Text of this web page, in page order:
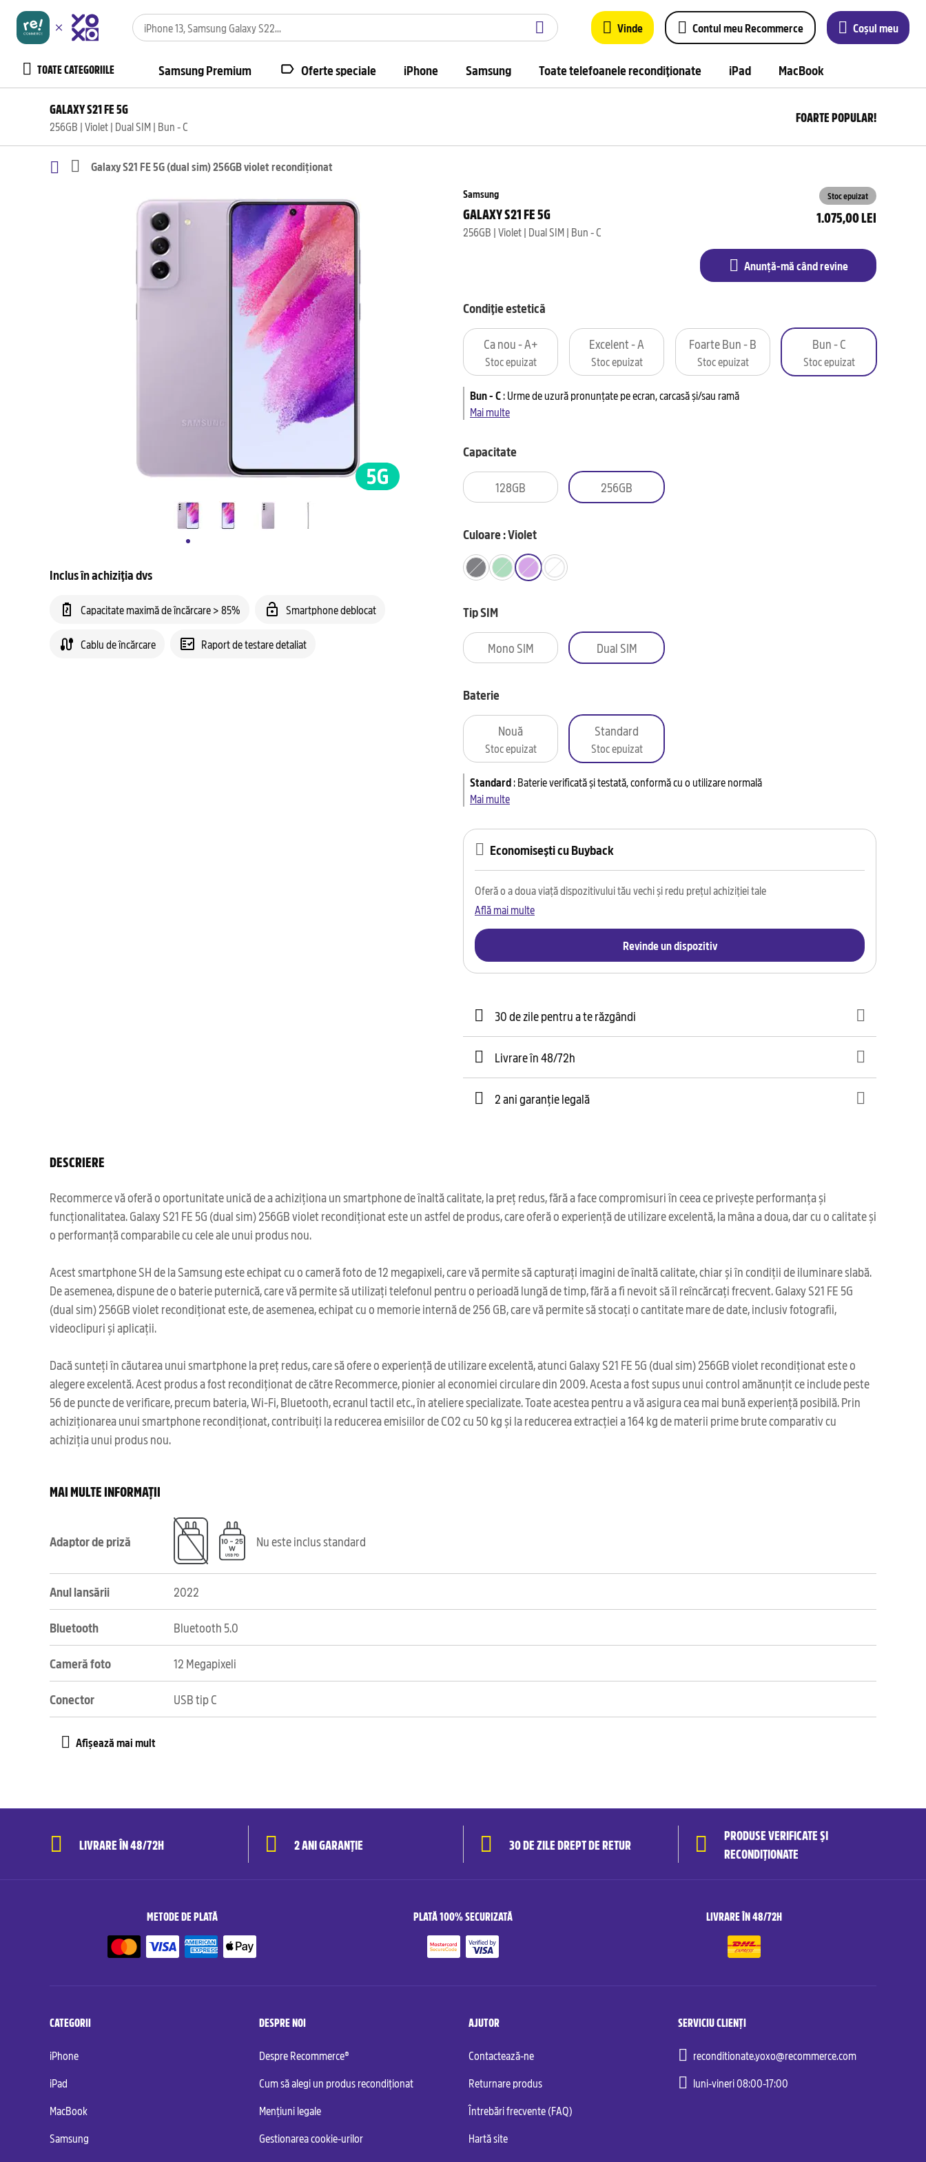
Vinde Contul meu Recommerce Coșul meu
TOATE CATEGORIILE Samsung Premium Oferte speciale iPhone Samsung Toate telefoanele recondiționate iPad MacBook
GALAXY S21 FE 5G
256GB | Violet | Dual SIM | Bun - C
FOARTE POPULAR!
Galaxy S21 FE 5G (dual sim) 256GB violet recondiționat
Samsung
GALAXY S21 FE 5G
256GB | Violet | Dual SIM | Bun - C
Stoc epuizat
Inclus în achiziția dvs
Capacitate maximă de încărcare > 85% Smartphone deblocat
Cablu de încărcare Raport de testare detaliat
1.075,00 LEI
Anunță-mă când revine
Condiție estetică
Ca nou - A+
Stoc epuizat
Excelent - A
Stoc epuizat
Foarte Bun - B
Stoc epuizat
Bun - C
Stoc epuizat
Bun - C:Urme de uzură pronunțate pe ecran, carcasă și/sau ramă
Mai multe
Capacitate
128GB 256GB
Culoare : Violet
Tip SIM
Mono SIM Dual SIM
Baterie
Nouă
Stoc epuizat
Standard
Stoc epuizat
Standard:Baterie verificată și testată, conformă cu o utilizare normală
Mai multe
Economisești cu Buyback
Oferă o a doua viață dispozitivului tău vechi și redu prețul achiziției tale
Află mai multe
Revinde un dispozitiv
30 de zile pentru a te răzgândi
Livrare în 48/72h
2 ani garanție legală
DESCRIERE
Recommerce vă oferă o oportunitate unică de a achiziționa un smartphone de înaltă calitate, la preț redus, fără a face compromisuri în ceea ce privește performanța și
funcționalitatea. Galaxy S21 FE 5G (dual sim) 256GB violet recondiționat este un astfel de produs, care oferă o experiență de utilizare excelentă, la mâna a doua, dar cu o calitate și
o performanță comparabile cu cele ale unui produs nou.
Acest smartphone SH de la Samsung este echipat cu o cameră foto de 12 megapixeli, care vă permite să capturați imagini de înaltă calitate, chiar și în condiții de iluminare slabă.
De asemenea, dispune de o baterie puternică, care vă permite să utilizați telefonul pentru o perioadă lungă de timp, fără a fi nevoit să îl reîncărcați frecvent. Galaxy S21 FE 5G
(dual sim) 256GB violet recondiționat este, de asemenea, echipat cu o memorie internă de 256 GB, care vă permite să stocați o cantitate mare de date, inclusiv fotografii,
videoclipuri și aplicații.
Dacă sunteți în căutarea unui smartphone la preț redus, care să ofere o experiență de utilizare excelentă, atunci Galaxy S21 FE 5G (dual sim) 256GB violet recondiționat este o
alegere excelentă. Acest produs a fost recondiționat de către Recommerce, pionier al economiei circulare din 2009. Acesta a fost supus unui control amănunțit ce include peste
56 de puncte de verificare, precum bateria, Wi-Fi, Bluetooth, ecranul tactil etc., în ateliere specializate. Toate acestea pentru a vă asigura cea mai bună experiență posibilă. Prin
achiziționarea unui smartphone recondiționat, contribuiți la reducerea emisiilor de CO2 cu 50 kg și la reducerea extracției a 164 kg de materii prime brute comparativ cu
achiziția unui produs nou.
MAI MULTE INFORMAȚII
Adaptor de priză Nu este inclus standard
Anul lansării 2022
Bluetooth Bluetooth 5.0
Cameră foto 12 Megapixeli
Conector USB tip C
LIVRARE ÎN 48/72H 2 ANI GARANȚIE 30 DE ZILE DREPT DE RETUR
PRODUSE VERIFICATE ȘI
RECONDIȚIONATE
METODE DE PLATĂ PLATĂ 100% SECURIZATĂ LIVRARE ÎN 48/72H
CATEGORII
iPhone
iPad
MacBook
Samsung
DESPRE NOI
Despre Recommerce®
Cum să alegi un produs recondiționat
Mențiuni legale
Gestionarea cookie-urilor
AJUTOR
Contactează-ne
Returnare produs
Întrebări frecvente (FAQ)
Hartă site
SERVICIU CLIENȚI
reconditionate.yoxo@recommerce.com
luni-vineri 08:00-17:00